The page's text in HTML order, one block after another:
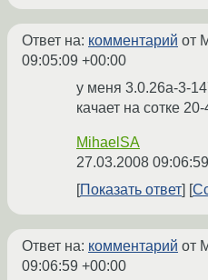
Ответ на: комментарий от
09:05:09 +00:00
у меня 3.0.26a-3-
качает на сотке
MihaelSA
27.03.2008
Показать ответ
Ответ на: комментарий от
09:06:59 +00:00